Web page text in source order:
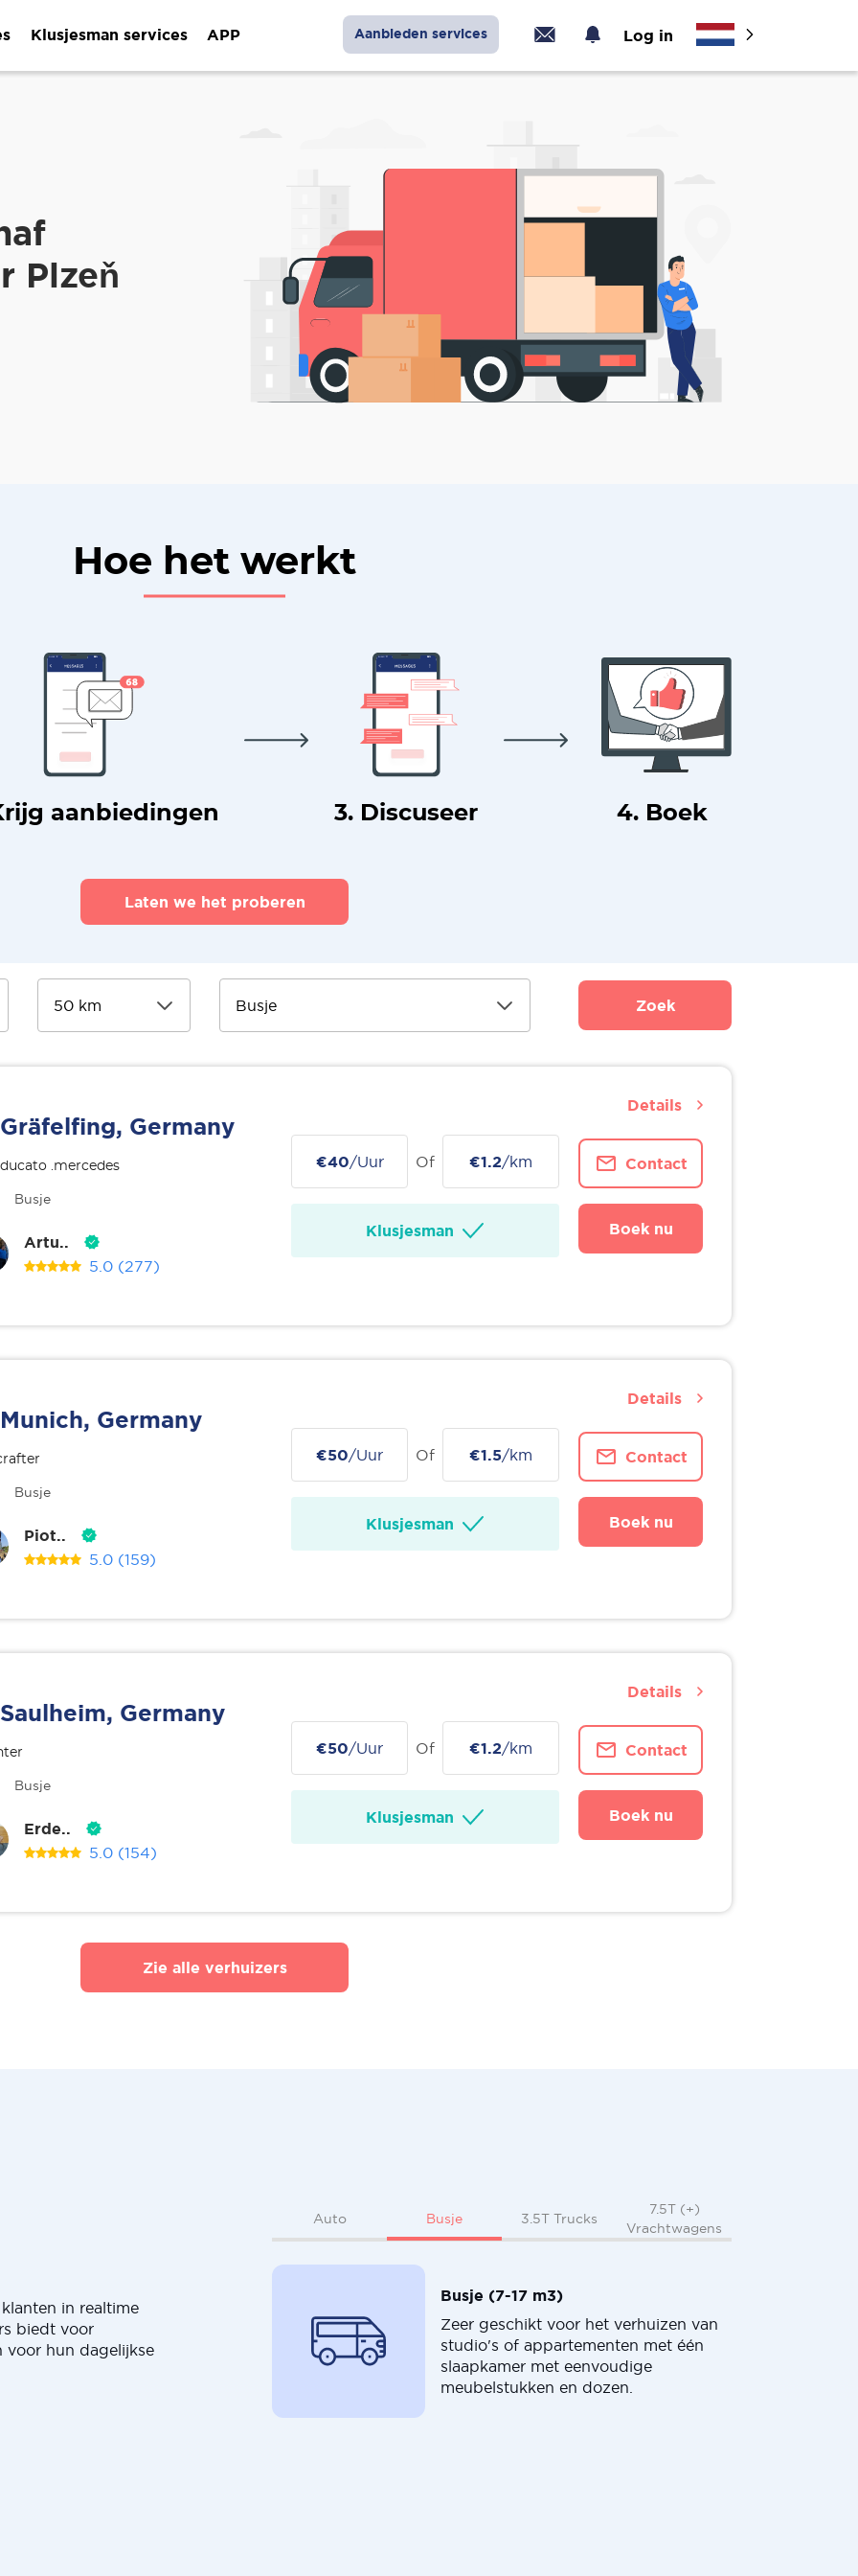
Klusjesman services APP Aanbieden services Log in
Plzeň
Hoe het werkt
aanbiedingen 3. Discuseer 4. Boek
Laten we het proberen
Zoek
Gräfelfing, Germany
.mercedes
Busje
Artu..
5.0 (277)
€40/Uur Of €1.2/km
Klusjesman
Contact
Boek nu
Details
Munich, Germany
Busje
Piot..
5.0 (159)
€50/Uur Of €1.5/km
Klusjesman
Contact
Boek nu
Details
Saulheim, Germany
Busje
Erde..
5.0 (154)
€50/Uur Of €1.2/km
Klusjesman
Contact
Boek nu
Details
Zie alle verhuizers
in realtime
biedt voor
voor hun dagelijkse
Auto Busje 3.5T Trucks
7.5T (+)
Vrachtwagens
Busje (7-17 m3)
Zeer geschikt voor het verhuizen van
studio's of appartementen met één
slaapkamer met eenvoudige
meubelstukken en dozen.